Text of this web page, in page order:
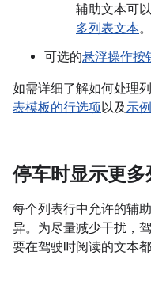
辅助文本可
多列表文本。
可选的悬浮操作按
如需详细了解如何处理
表模板的行选项以及示
停车时显示更
每个列表行中允许的辅
异。为尽量减少干扰，
要在驾驶时阅读的文本